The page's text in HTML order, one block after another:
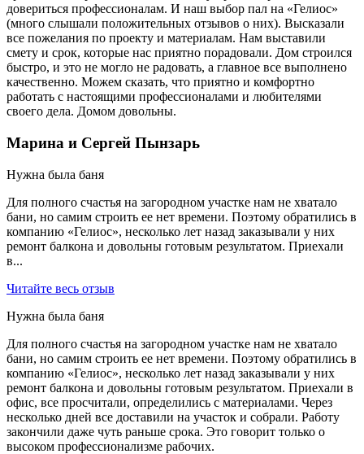
довериться профессионалам. И наш выбор пал на «Гелиос»
(много слышали положительных отзывов о них). Высказали
все пожелания по проекту и материалам. Нам выставили
смету и срок, которые нас приятно порадовали. Дом строился
быстро, и это не могло не радовать, а главное все выполнено
качественно. Можем сказать, что приятно и комфортно
работать с настоящими профессионалами и любителями
своего дела. Домом довольны.
Марина и Сергей Пынзарь
Нужна была баня
Для полного счастья на загородном участке нам не хватало
бани, но самим строить ее нет времени. Поэтому обратились в
компанию «Гелиос», несколько лет назад заказывали у них
ремонт балкона и довольны готовым результатом. Приехали
в...
Читайте весь отзыв
Нужна была баня
Для полного счастья на загородном участке нам не хватало
бани, но самим строить ее нет времени. Поэтому обратились в
компанию «Гелиос», несколько лет назад заказывали у них
ремонт балкона и довольны готовым результатом. Приехали в
офис, все просчитали, определились с материалами. Через
несколько дней все доставили на участок и собрали. Работу
закончили даже чуть раньше срока. Это говорит только о
высоком профессионализме рабочих.